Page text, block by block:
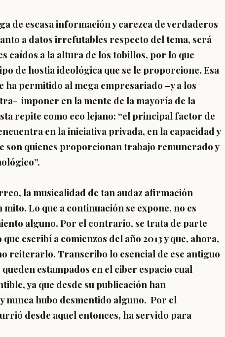
de escasa información y carezca de verdaderos
a datos irrefutables respecto del tema, será
caídos a la altura de los tobillos, por lo que
de hostia ideológica que se le proporcione. Esa
ha permitido al mega empresariado –y a los
imponer en la mente de la mayoría de la
repite como eco lejano: “el principal factor de
en la iniciativa privada, en la capacidad y
son quienes proporcionan trabajo remunerado y
la musicalidad de tan audaz afirmación
Lo que a continuación se expone, no es
alguno. Por el contrario, se trata de parte
escribí a comienzos del año 2013 y que, ahora,
reiterarlo. Transcribo lo esencial de ese antiguo
estampados en el ciber espacio cual
ya que desde su publicación han
nunca hubo desmentido alguno. Por el
desde aquel entonces, ha servido para